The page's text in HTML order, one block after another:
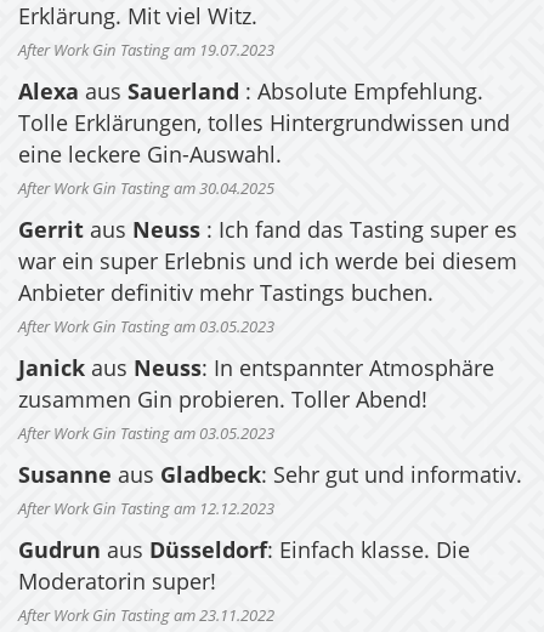
Erklärung. Mit viel Witz.
After Work Gin Tasting am 19.07.2023
Alexa aus Sauerland : Absolute Empfehlung.
Tolle Erklärungen, tolles Hintergrundwissen und
eine leckere Gin-Auswahl.
After Work Gin Tasting am 30.04.2025
Gerrit aus Neuss : Ich fand das Tasting super es
war ein super Erlebnis und ich werde bei diesem
Anbieter definitiv mehr Tastings buchen.
After Work Gin Tasting am 03.05.2023
Janick aus Neuss: In entspannter Atmosphäre
zusammen Gin probieren. Toller Abend!
After Work Gin Tasting am 03.05.2023
Susanne aus Gladbeck: Sehr gut und informativ.
After Work Gin Tasting am 12.12.2023
Gudrun aus Düsseldorf: Einfach klasse. Die
Moderatorin super!
After Work Gin Tasting am 23.11.2022